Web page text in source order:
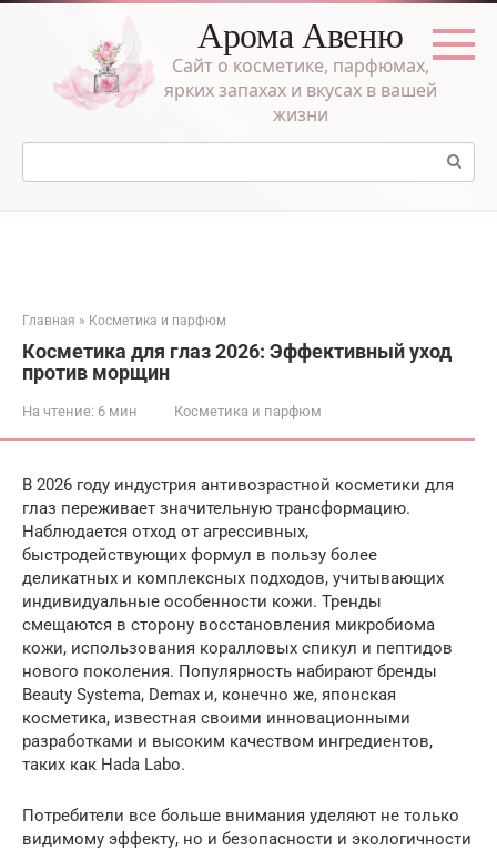
Перейти
Арома Авеню
Сайт о косметике, парфюмах,
ярких запахах и вкусах в вашей
жизни
Поиск:
Главная » Косметика и парфюм
Косметика для глаз 2026: Эффективный уход
против морщин
На чтение: 6 мин Косметика и парфюм
В 2026 году индустрия антивозрастной косметики для
глаз переживает значительную трансформацию.
Наблюдается отход от агрессивных,
быстродействующих формул в пользу более
деликатных и комплексных подходов, учитывающих
индивидуальные особенности кожи. Тренды
смещаются в сторону восстановления микробиома
кожи, использования коралловых спикул и пептидов
нового поколения. Популярность набирают бренды
Beauty Systema, Demax и, конечно же, японская
косметика, известная своими инновационными
разработками и высоким качеством ингредиентов,
таких как Hada Labo.
Потребители все больше внимания уделяют не только
видимому эффекту, но и безопасности и экологичности